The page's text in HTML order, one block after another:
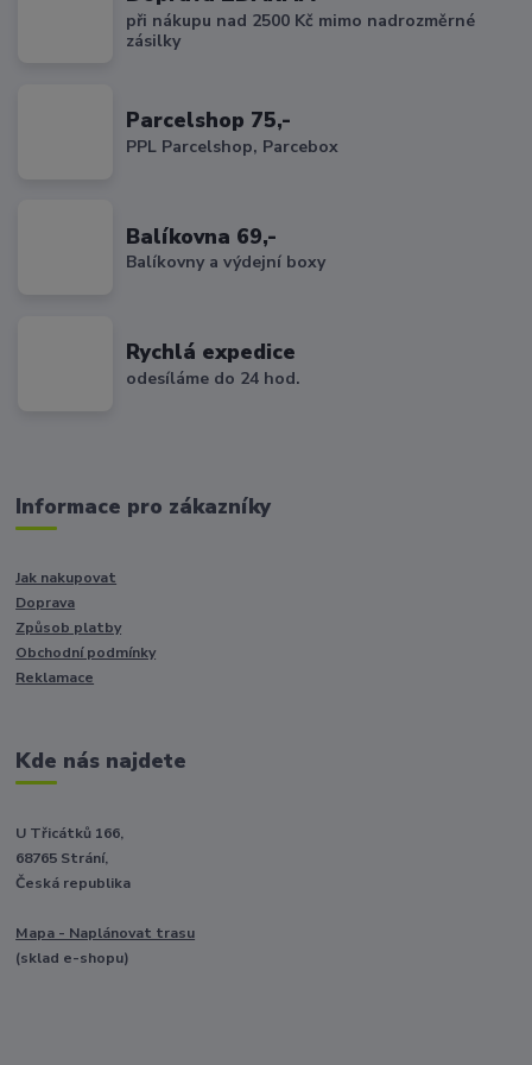
při nákupu nad 2500 Kč mimo nadrozměrné
zásilky
Parcelshop 75,-
PPL Parcelshop, Parcebox
Balíkovna 69,-
Balíkovny a výdejní boxy
Rychlá expedice
odesíláme do 24 hod.
Informace pro zákazníky
Jak nakupovat
Doprava
Způsob platby
Obchodní podmínky
Reklamace
Kde nás najdete
U Třicátků 166,
68765 Strání,
Česká republika
Mapa - Naplánovat trasu
(sklad e-shopu)